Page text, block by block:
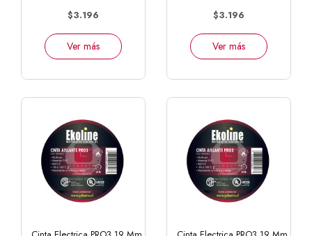
$3.196
Ver más
$3.196
Ver más